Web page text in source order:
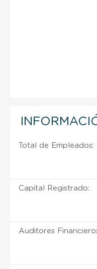
Total de Empleados:
Capital Registrado:
Auditores